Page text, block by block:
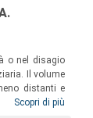
o nel disagio
Il volume
distanti e
e la
Scopri di più